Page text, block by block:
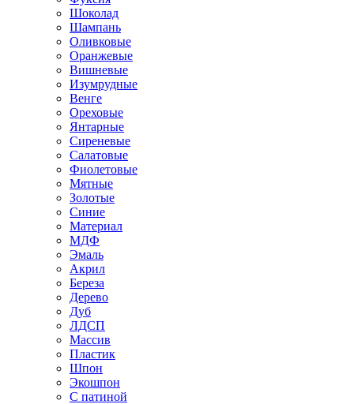
Шоколад
Шампань
Оливковые
Оранжевые
Вишневые
Изумрудные
Венге
Ореховые
Янтарные
Сиреневые
Салатовые
Фиолетовые
Мятные
Золотые
Синие
Материал
МДФ
Эмаль
Акрил
Береза
Дерево
Дуб
ЛДСП
Массив
Пластик
Шпон
Экошпон
С патиной